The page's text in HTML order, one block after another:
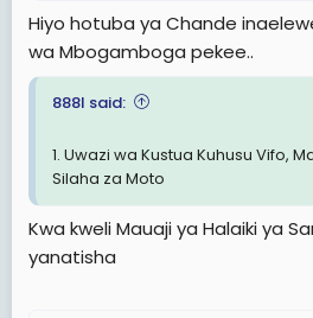
Hiyo hotuba ya Chande
wa Mbogamboga pekee..
888I said:
1. Uwazi wa Kustua Kuhusu Vifo,
Silaha za Moto
Kwa kweli Mauaji ya Halaiki ya
yanatisha